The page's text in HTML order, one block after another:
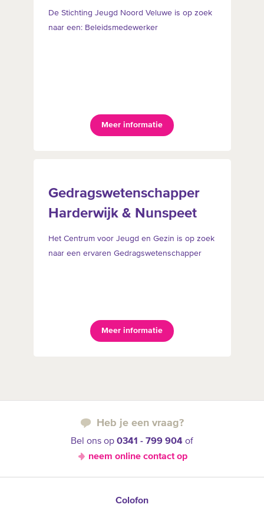
De Stichting Jeugd Noord Veluwe is op zoek
naar een: Beleidsmedewerker
Meer informatie
Gedragswetenschapper
Harderwijk & Nunspeet
Het Centrum voor Jeugd en Gezin is op zoek
naar een ervaren Gedragswetenschapper
Meer informatie
Heb je een vraag?
Bel ons op 0341 - 799 904 of
neem online contact op
Colofon